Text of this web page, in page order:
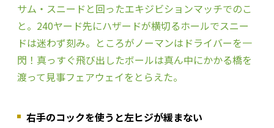
サム・スニードと回ったエキジビションマッチでのこ
と。240ヤード先にハザードが横切るホールでスニー
ドは迷わず刻み。ところがノーマンはドライバーを一
閃！真っすぐ飛び出したボールは真ん中にかかる橋を
渡って見事フェアウェイをとらえた。
右手のコックを使うと左ヒジが緩まない